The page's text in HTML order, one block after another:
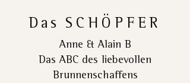
Das SCHÖPFER
Anne & Alain B
Das ABC des liebevollen
Brunnenschaffens